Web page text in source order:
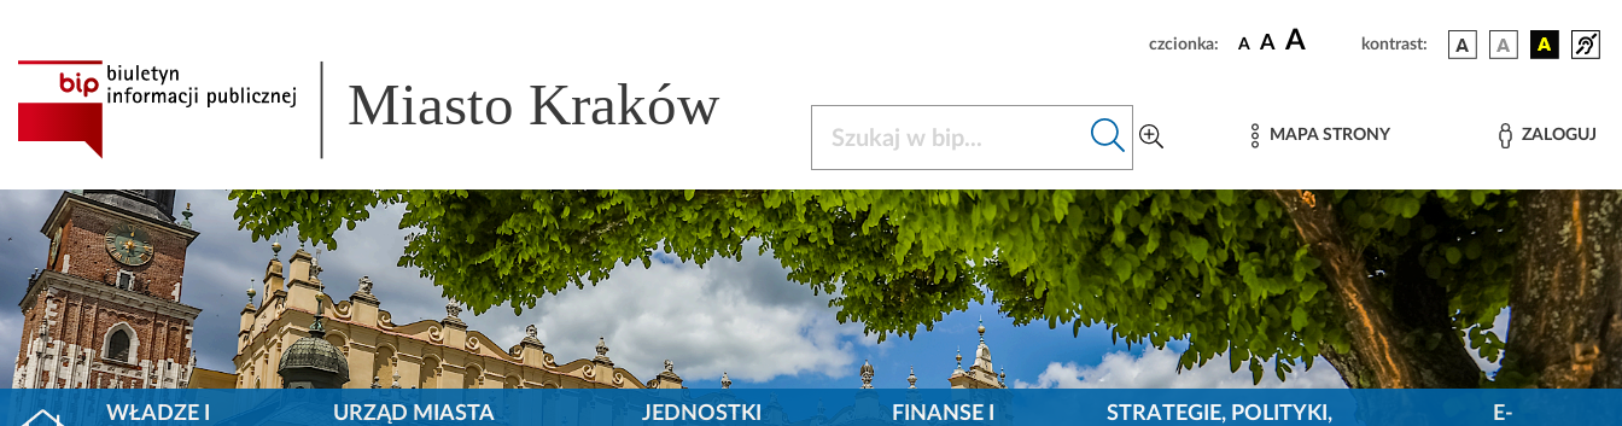
czcionka: A A A kontrast:
Miasto Kraków MAPA STRONY ZALOGUJ
WŁADZE I
URZĄD MIASTA
JEDNOSTKI
FINANSE I
STRATEGIE, POLITYKI,
E-